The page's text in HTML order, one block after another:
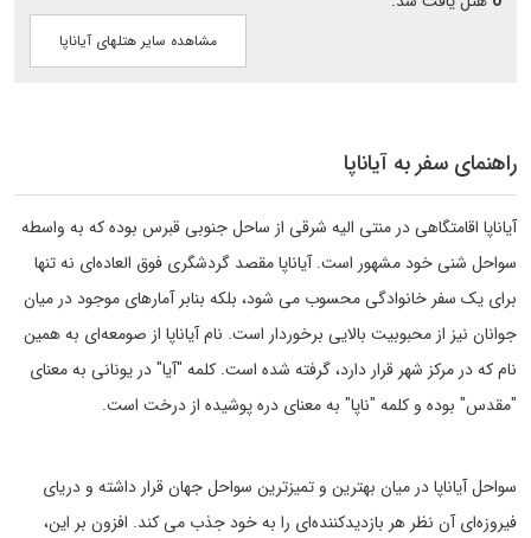
مشاهده سایر هتلهای آیاناپا
راهنمای سفر به آیاناپا
آیاناپا اقامتگاهی در منتی الیه شرقی از ساحل جنوبی قبرس بوده که به واسطه
سواحل شنی خود مشهور است. آیاناپا مقصد گردشگری فوق العاده‌ای نه تنها
برای یک سفر خانوادگی محسوب می شود، بلکه بنابر آمارهای موجود در میان
جوانان نیز از محبوبیت بالایی برخوردار است. نام آیاناپا از صومعه‌ای به همین
نام که در مرکز شهر قرار دارد، گرفته شده است. کلمه "آیا" در یونانی به معنای
"مقدس" بوده و کلمه "ناپا" به معنای دره پوشیده از درخت است.
سواحل آیاناپا در میان بهترین و تمیزترین سواحل جهان قرار داشته و دریای
فیروزه‌ای آن نظر هر بازدیدکننده‌ای را به خود جذب می کند. افزون بر این،